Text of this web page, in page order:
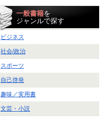
一般書籍を
ジャンルで探す
ビジネス
社会/政治
スポーツ
自己啓発
趣味／実用書
文芸・小説